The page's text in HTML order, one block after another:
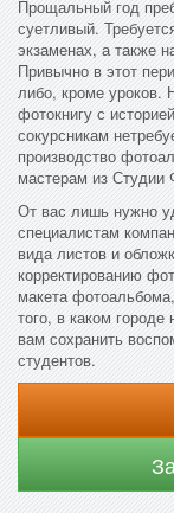
Прощальный год
суетливый.
экзаменах, а также
Привычно в этот
либо, кроме уроков.
фотокнигу с
сокурсникам
производство
мастерам из Студии
От вас лишь нужно
специалистам
вида листов и
корректированию
макета
того, в каком
вам сохранить
студентов.